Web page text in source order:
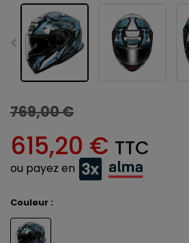
769,00 €
615,20 € TTC
ou payez en
Couleur :